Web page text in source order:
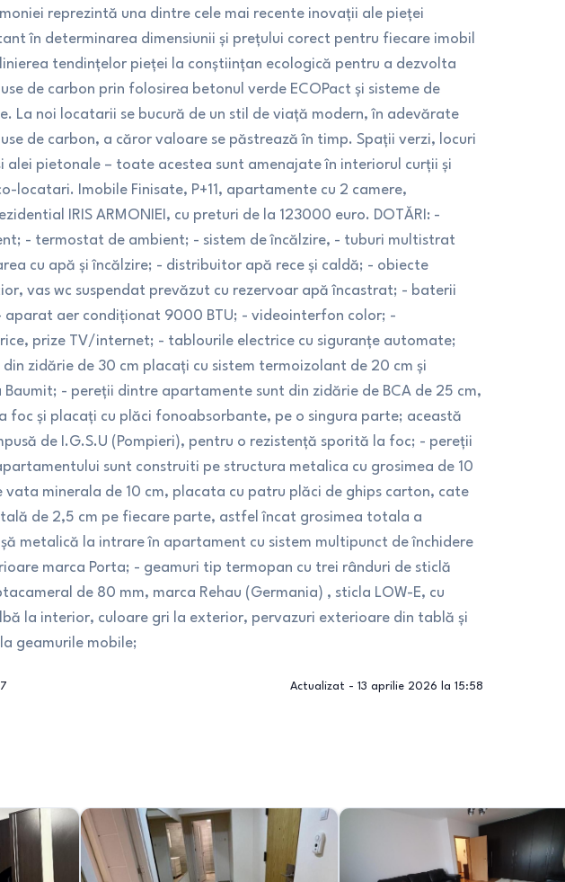
reprezintă una dintre cele mai recente inovații ale pieței
în determinarea dimensiunii și prețului corect pentru fiecare imobil
tendințelor pieței la conștiințan ecologică pentru a dezvolta
de carbon prin folosirea betonul verde ECOPact și sisteme de
La noi locatarii se bucură de un stil de viață modern, în adevărate
de carbon, a căror valoare se păstrează în timp. Spații verzi, locuri
alei pietonale – toate acestea sunt amenajate în interiorul curții și
locatari. Imobile Finisate, P+11, apartamente cu 2 camere,
IRIS ARMONIEI, cu preturi de la 123000 euro. DOTĂRI: -
- termostat de ambient; - sistem de încălzire, - tuburi multistrat
cu apă și încălzire; - distribuitor apă rece și caldă; - obiecte
vas wc suspendat prevăzut cu rezervoar apă încastrat; - baterii
aparat aer condiționat 9000 BTU; - videointerfon color; -
prize TV/internet; - tablourile electrice cu siguranțe automate;
din zidărie de 30 cm placați cu sistem termoizolant de 20 cm și
- pereții dintre apartamente sunt din zidărie de BCA de 25 cm,
foc și placați cu plăci fonoabsorbante, pe o singura parte; această
de I.G.S.U (Pompieri), pentru o rezistență sporită la foc; - pereții
sunt construiti pe structura metalica cu grosimea de 10
vata minerala de 10 cm, placata cu patru plăci de ghips carton, cate
de 2,5 cm pe fiecare parte, astfel încat grosimea totala a
metalică la intrare în apartament cu sistem multipunct de închidere
marca Porta; - geamuri tip termopan cu trei rânduri de sticlă
de 80 mm, marca Rehau (Germania) , sticla LOW-E, cu
la interior, culoare gri la exterior, pervazuri exterioare din tablă și
geamurile mobile;
Actualizat - 13 aprilie 2026 la 15:58